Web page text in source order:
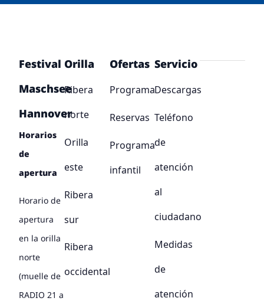
Festival
Maschsee
Hannover
Horarios
de
apertura
Horario de
apertura
en la orilla
norte
(muelle de
RADIO 21 a
Orilla
Ribera
norte
Orilla
este
Ribera
sur
Ribera
occidental
Ofertas
Programa
Reservas
Programa
infantil
Servicio
Descargas
Teléfono
de
atención
al
ciudadano
Medidas
de
atención